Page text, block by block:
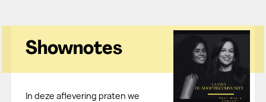
Shownotes
In deze aflevering praten we